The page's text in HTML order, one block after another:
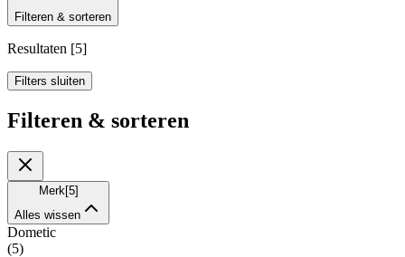
Filteren & sorteren
Resultaten [5]
Filters sluiten
Filteren & sorteren
Merk [5]
Alles wissen
Dometic
(5)